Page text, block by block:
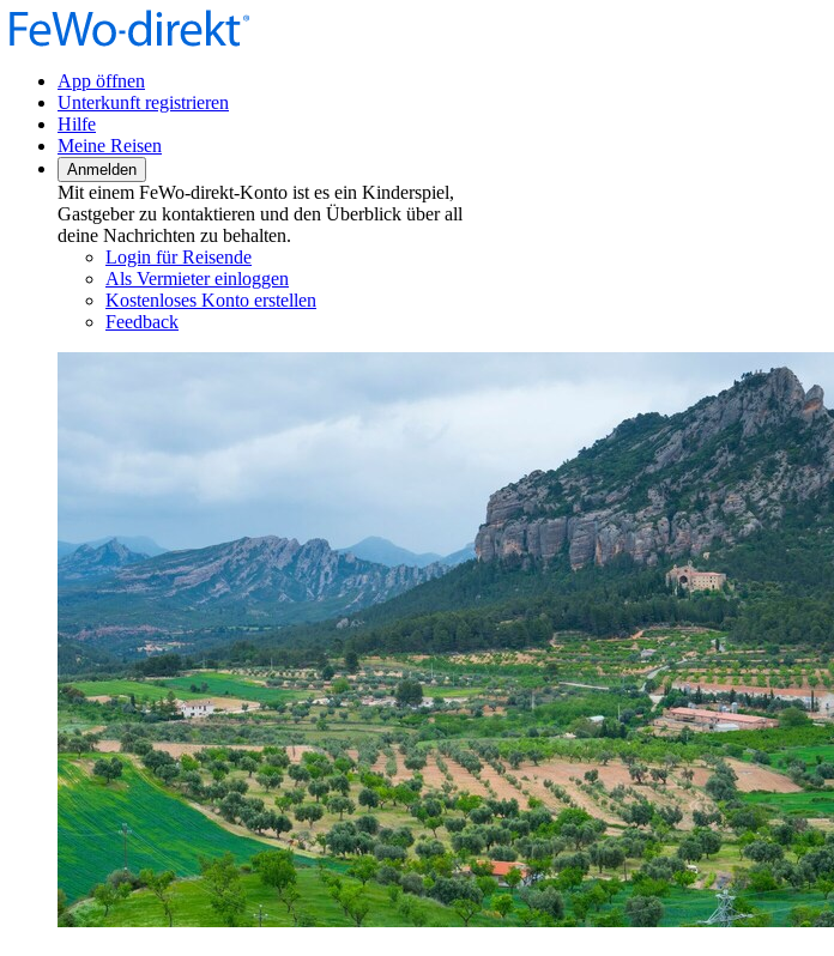
App öffnen
Unterkunft registrieren
Hilfe
Meine Reisen
Anmelden
Mit einem FeWo-direkt-Konto ist es ein Kinderspiel,
Gastgeber zu kontaktieren und den Überblick über all
deine Nachrichten zu behalten.
Login für Reisende
Als Vermieter einloggen
Kostenloses Konto erstellen
Feedback